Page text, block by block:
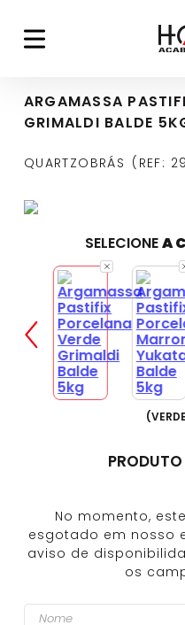
ARGAMASSA
GRIMALDI BALDE
QUARTZOBRÁS REF:
SELECIONEA
(